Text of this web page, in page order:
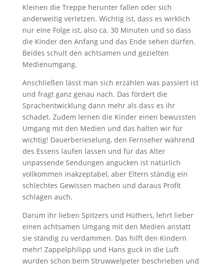
Kleinen die Treppe herunter fallen oder sich
anderweitig verletzen. Wichtig ist, dass es wirklich
nur eine Folge ist, also ca. 30 Minuten und so dass
die Kinder den Anfang und das Ende sehen dürfen.
Beides schult den achtsamen und gezielten
Medienumgang.
Anschließen lässt man sich erzählen was passiert ist
und fragt ganz genau nach. Das fördert die
Sprachentwicklung dann mehr als dass es ihr
schadet. Zudem lernen die Kinder einen bewussten
Umgang mit den Medien und das halten wir für
wichtig! Dauerberieselung, den Fernseher während
des Essens laufen lassen und für das Alter
unpassende Sendungen angucken ist natürlich
vollkommen inakzeptabel, aber Eltern ständig ein
schlechtes Gewissen machen und daraus Profit
schlagen auch.
Darum ihr lieben Spitzers und Hüthers, lehrt lieber
einen achtsamen Umgang mit den Medien anstatt
sie ständig zu verdammen. Das hilft den Kindern
mehr! Zappelphilipp und Hans guck in die Luft
wurden schon beim Struwwelpeter beschrieben und